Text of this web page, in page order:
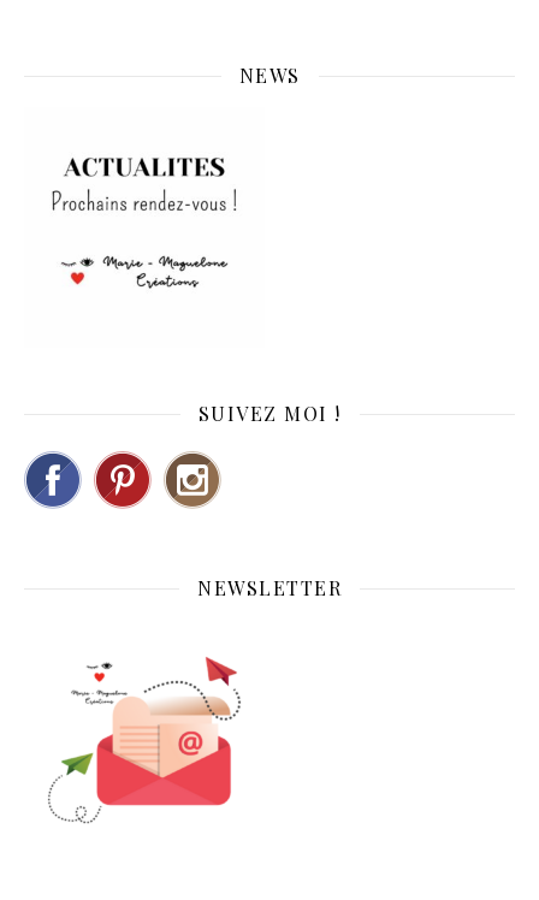
NEWS
SUIVEZ MOI !
NEWSLETTER